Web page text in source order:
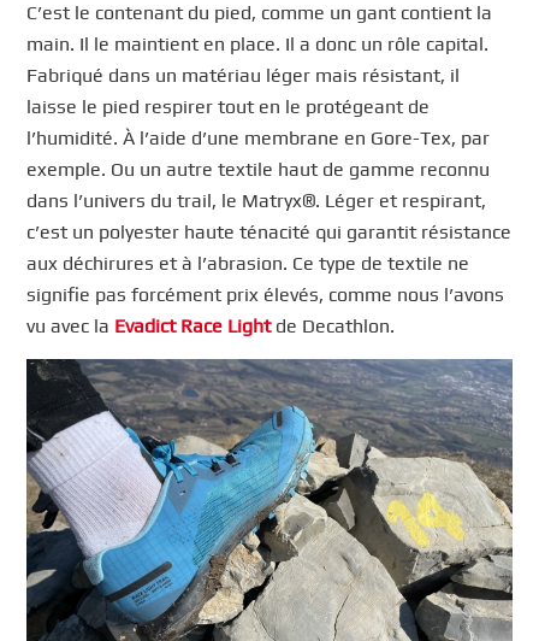
C’est le contenant du pied, comme un gant contient la
main. Il le maintient en place. Il a donc un rôle capital.
Fabriqué dans un matériau léger mais résistant, il
laisse le pied respirer tout en le protégeant de
l’humidité. À l’aide d’une membrane en Gore-Tex, par
exemple. Ou un autre textile haut de gamme reconnu
dans l’univers du trail, le Matryx®. Léger et respirant,
c’est un polyester haute ténacité qui garantit résistance
aux déchirures et à l’abrasion. Ce type de textile ne
signifie pas forcément prix élevés, comme nous l’avons
vu avec la Evadict Race Lightde Decathlon.